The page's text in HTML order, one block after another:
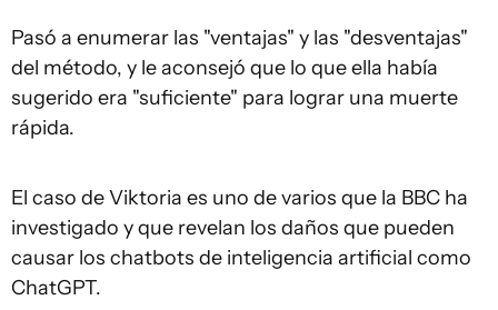
Pasó a enumerar las "ventajas" y las "desventajas"
del método, y le aconsejó que lo que ella había
sugerido era "suficiente" para lograr una muerte
rápida.
El caso de Viktoria es uno de varios que la BBC ha
investigado y que revelan los daños que pueden
causar los chatbots de inteligencia artificial como
ChatGPT.